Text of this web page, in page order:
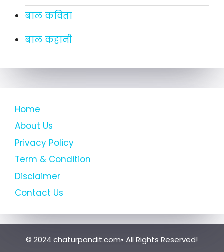
बाल कविता
बाल कहानी
Home
About Us
Privacy Policy
Term & Condition
Disclaimer
Contact Us
© 2024 chaturpandit.com• All Rights Reserved!